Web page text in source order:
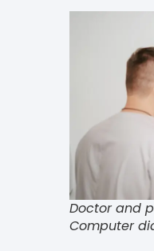
Doctor and
Computer